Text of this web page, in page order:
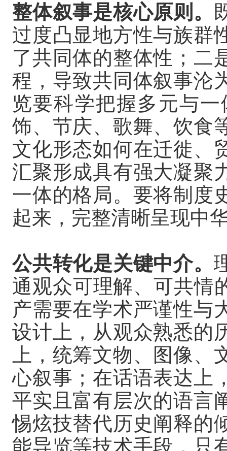
整体叙事是核心原则。
过度凸显地方性与族群
了共同体的整体性；二
程，导致共同体叙事沦
览要科学把握多元与
饰、节庆、歌舞、饮食
文化形态如何在迁徙、
汇聚形成具有强大凝聚
一体的格局。要将制度
起来，完整清晰呈现中
公共转化是关键中介。
通观众可理解、可共情
产需要在学术严谨性与
设计上，从观众熟悉的
上，统筹文物、图像
心叙事；在话语表达上
平实且富有层次的语言
惕炫技替代历史阐释的
能导览等技术手段，只